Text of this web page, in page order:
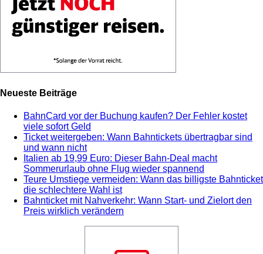
Neueste Beiträge
BahnCard vor der Buchung kaufen? Der Fehler kostet
viele sofort Geld
Ticket weitergeben: Wann Bahntickets übertragbar sind
und wann nicht
Italien ab 19,99 Euro: Dieser Bahn-Deal macht
Sommerurlaub ohne Flug wieder spannend
Teure Umstiege vermeiden: Wann das billigste Bahnticket
die schlechtere Wahl ist
Bahnticket mit Nahverkehr: Wann Start- und Zielort den
Preis wirklich verändern